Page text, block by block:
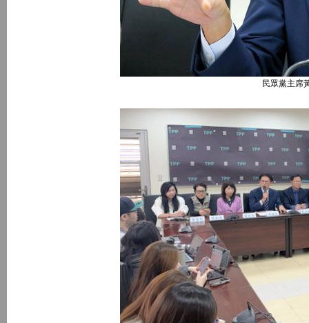
民眾黨主席